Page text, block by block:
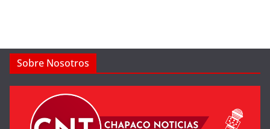
Sobre Nosotros